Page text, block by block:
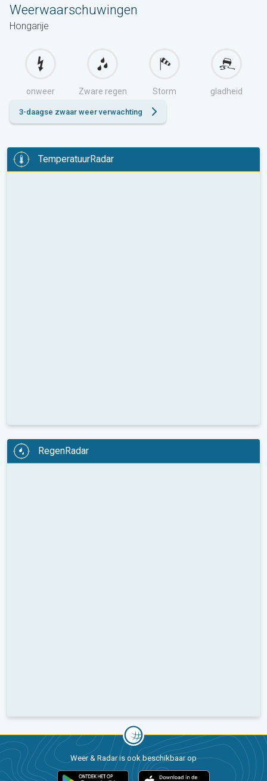
Weerwaarschuwingen
Hongarije
onweer Zware regen Storm gladheid
3-daagse zwaar weer verwachting
TemperatuurRadar
RegenRadar
Weer & Radar is ook beschikbaar op